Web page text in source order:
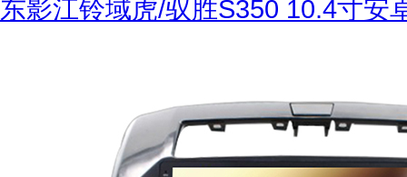
东影江铃域虎/驭胜S350 10.4寸安